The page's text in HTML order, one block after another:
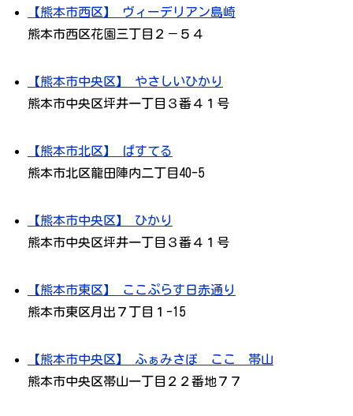
【熊本市西区】 ヴィーデリアン島崎
熊本市西区花園三丁目２－５４
【熊本市中央区】 やさしいひかり
熊本市中央区坪井一丁目３番４１号
【熊本市北区】 ぱすてる
熊本市北区龍田陣内二丁目40-5
【熊本市中央区】 ひかり
熊本市中央区坪井一丁目３番４１号
【熊本市東区】 ここぷらす日赤通り
熊本市東区月出７丁目１-15
【熊本市中央区】 ふぁみさぽ ここ 帯山
熊本市中央区帯山一丁目２２番地７７